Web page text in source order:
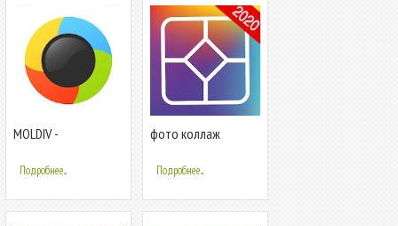
MOLDIV -
Коллаж и Селфи-
камера
Подробнее...
фото коллаж
Подробнее...